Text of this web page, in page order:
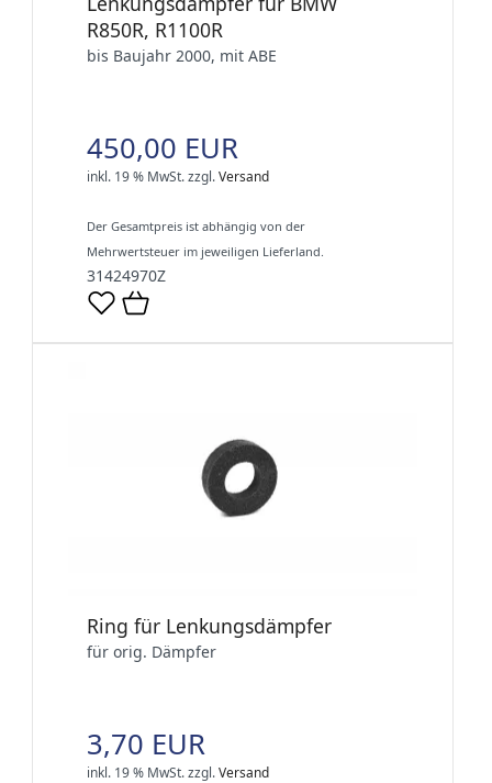
R850R, R1100R
bis Baujahr 2000, mit ABE
450,00 EUR
inkl. 19 % MwSt.zzgl.Versand
Der Gesamtpreis ist abhängig von der
Mehrwertsteuer im jeweiligen Lieferland.
31424970Z
Ring für Lenkungsdämpfer
für orig. Dämpfer
3,70 EUR
inkl. 19 % MwSt.zzgl.Versand